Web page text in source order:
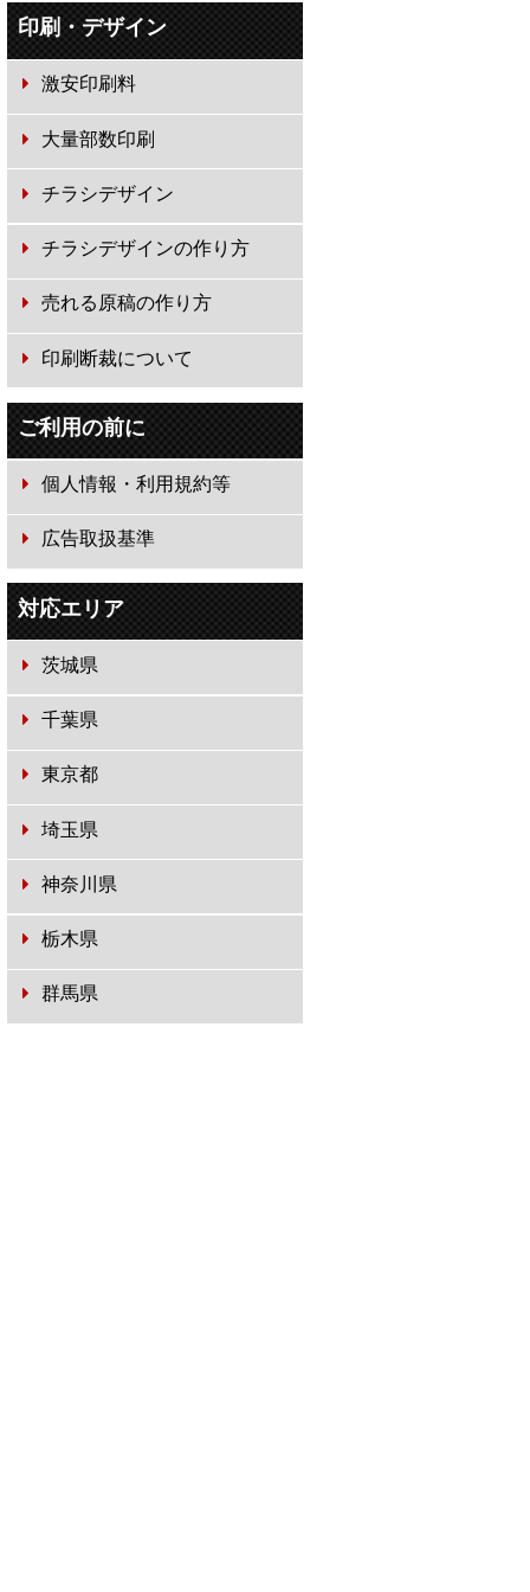
印刷・デザイン
激安印刷料
大量部数印刷
チラシデザイン
チラシデザインの作り方
売れる原稿の作り方
印刷断裁について
ご利用の前に
個人情報・利用規約等
広告取扱基準
対応エリア
茨城県
千葉県
東京都
埼玉県
神奈川県
栃木県
群馬県